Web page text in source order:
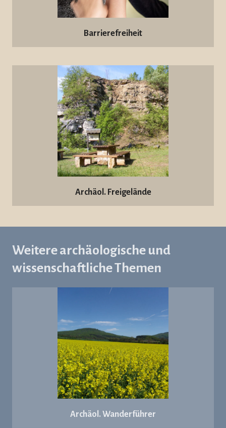
Barrierefreiheit
Archäol. Freigelände
Weitere archäologische und
wissenschaftliche Themen
Archäol. Wanderführer